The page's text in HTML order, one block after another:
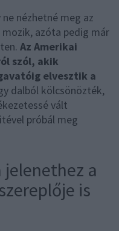
nézhetné meg az
azóta pedig már
Az Amerikai
szól, akik
elvesztik a
dalból kölcsönözték,
vált
próbál meg
jelenethez a
is